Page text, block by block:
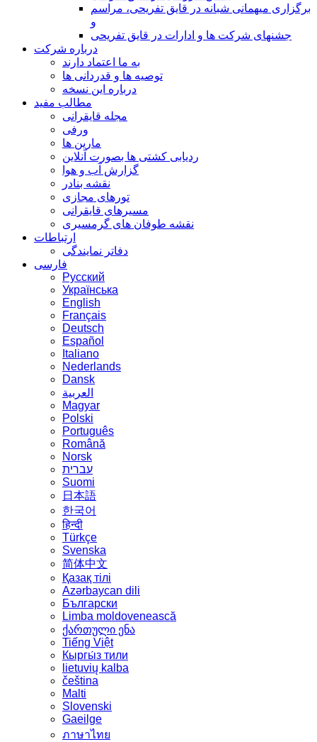
برگزاری میهمانی شبانه در قایق تفریحی، مراسم
و
جشنهای شرکت ها و ادارات در قایق تفریحی
درباره شرکت
به ما اعتماد دارند
توصیه ها و قدردانی ها
درباره این نسخه
مطالب مفید
مجله قایقرانی
ورفی
مارین ها
ردیابی کشتی ها بصورت آنلاین
گزارش آب و هوا
نقشه بنادر
تورهای مجازی
مسیرهای قایقرانی
نقشه طوفان های گرمسیری
ارتباطات
دفاتر نمایندگی
فارسی
Русский
Українська
English
Français
Deutsch
Español
Italiano
Nederlands
Dansk
العربية
Magyar
Polski
Português
Română
Norsk
עברית
Suomi
日本語
한국어
हिन्दी
Türkçe
Svenska
简体中文
Қазақ тілі
Azərbaycan dili
Български
Limba moldovenească
ქართული ენა
Tiếng Việt
Кыргы́з тили
lietuvių kalba
čeština
Malti
Slovenski
Gaeilge
ภาษาไทย